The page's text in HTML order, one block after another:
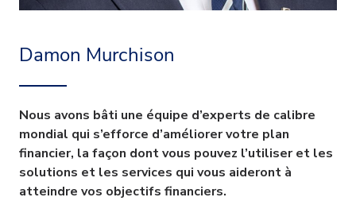
Damon Murchison
Nous avons bâti une équipe d’experts de calibre
mondial qui s’efforce d’améliorer votre plan
financier, la façon dont vous pouvez l’utiliser et les
solutions et les services qui vous aideront à
atteindre vos objectifs financiers.